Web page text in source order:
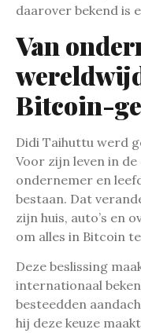
daarover bekend is
Van
Bitcoin-
Didi Taihuttu werd
Voor zijn leven in
ondernemer en
bestaan. Dat
zijn huis, auto’s en
om alles in Bitcoin
Deze beslissing
internationaal
besteedden
hij deze keuze